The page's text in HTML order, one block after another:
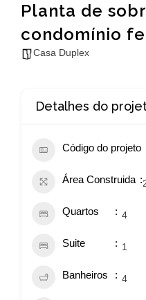
Planta de
condomínio
Casa Duplex
Detalhes do
Código do projeto
Área Construida
Quartos 4
Suite 1
Banheiros 4